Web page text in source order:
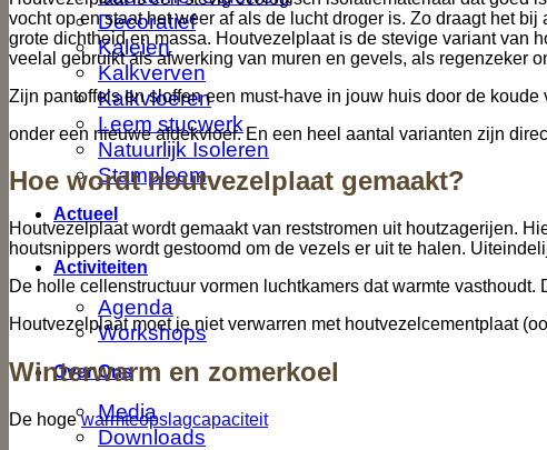
Decoratief
Kaleien
Kalkverven
Kalkvloeren
Leem stucwerk
Natuurlijk Isoleren
Stampleem
Actueel
Activiteiten
Agenda
Workshops
Over Ons
Media
Downloads
vocht op en staat het weer af als de lucht droger is. Zo draagt het
grote dichtheid en massa. Houtvezelplaat is de stevige variant van
veelal gebruikt als afwerking van muren en gevels, als regenzeker
Zijn pantoffels en sloffen een must-have in jouw huis door de
onder een nieuwe afdekvloer. En een heel aantal varianten zijn
Hoe wordt houtvezelplaat gemaakt?
Houtvezelplaat wordt gemaakt van reststromen uit houtzagerijen.
houtsnippers wordt gestoomd om de vezels er uit te halen.
De holle cellenstructuur vormen luchtkamers dat warmte
Houtvezelplaat moet je niet verwarren met houtvezelcementplaat
Winterwarm en zomerkoel
De hogewarmteopslagcapaciteit